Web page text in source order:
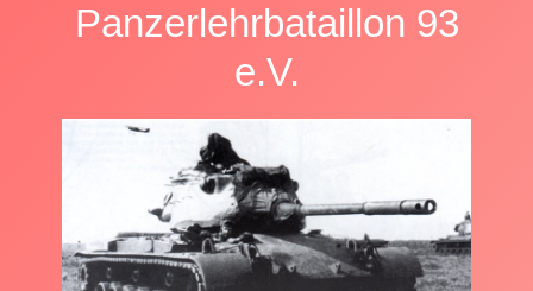
Panzerlehrbataillon 93
e.V.